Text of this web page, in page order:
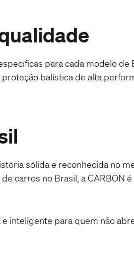
para cada modelo de
balística de alta
sólida e reconhecida no
carros no Brasil, a CARBON
inteligente para quem não